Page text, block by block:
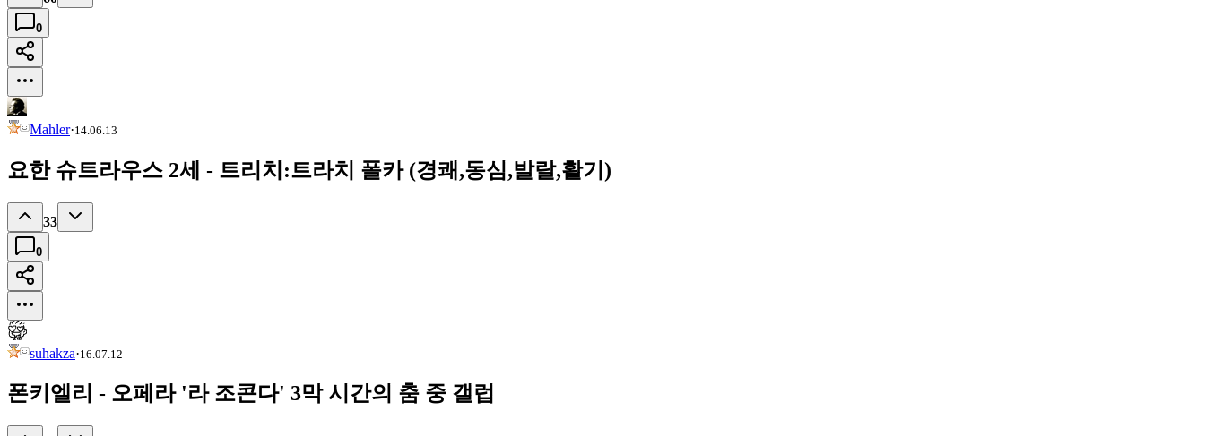
0
Mahler·14.06.13
요한 슈트라우스 2세 - 트리치:트라치 폴카 (경쾌,동심,발랄,활기)
33
0
suhakza·16.07.12
폰키엘리 - 오페라 '라 조콘다' 3막 시간의 춤 중 갤럽